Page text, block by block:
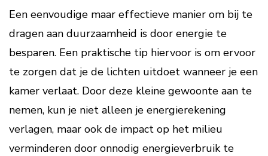
Een eenvoudige maar effectieve manier om bij te
dragen aan duurzaamheid is door energie te
besparen. Een praktische tip hiervoor is om ervoor
te zorgen dat je de lichten uitdoet wanneer je een
kamer verlaat. Door deze kleine gewoonte aan te
nemen, kun je niet alleen je energierekening
verlagen, maar ook de impact op het milieu
verminderen door onnodig energieverbruik te